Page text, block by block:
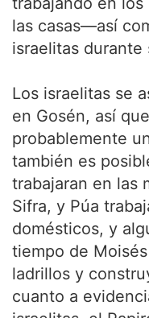
las casas—así
israelitas durante
Los israelitas se
en Gosén, así
probablemente
también es
trabajaran en las
Sifra, y Púa
domésticos, y
tiempo de
ladrillos y
cuanto a